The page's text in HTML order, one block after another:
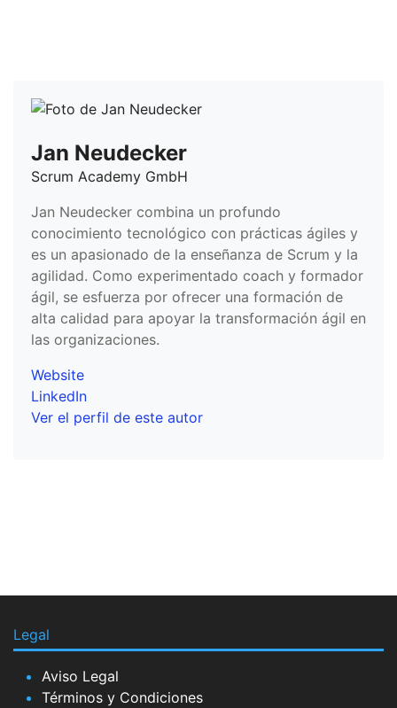
Jan Neudecker
Scrum Academy GmbH
Jan Neudecker combina un profundo
conocimiento tecnológico con prácticas ágiles y
es un apasionado de la enseñanza de Scrum y la
agilidad. Como experimentado coach y formador
ágil, se esfuerza por ofrecer una formación de
alta calidad para apoyar la transformación ágil en
las organizaciones.
Website
LinkedIn
Ver el perfil de este autor
Legal
Aviso Legal
Términos y Condiciones